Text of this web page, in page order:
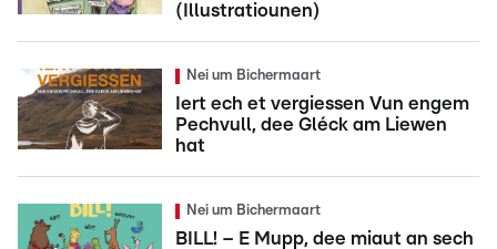
(Illustratiounen)
Nei um Bichermaart
Iert ech et vergiessen Vun engem
Pechvull, dee Gléck am Liewen
hat
Nei um Bichermaart
BILL! – E Mupp, dee miaut an sech